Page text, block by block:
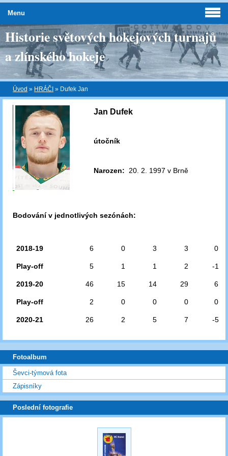
Historie světových hokejových turnajů
a zlínského hokeje
Úvod » HRÁČI » Dufek Jan
Jan Dufek
útočník
Narozen: 20. 2. 1997 v Brně
Bodování v jednotlivých sezónách:
2018-19 6 0 3 3 0
Play-off 5 1 1 2 -1
2019-20 46 15 14 29 6
Play-off 2 0 0 0 0
2020-21 26 2 5 7 -5
Menu
Fotoalbum
Ševci-týmová fota
Zápisníky
Poslední fotografie